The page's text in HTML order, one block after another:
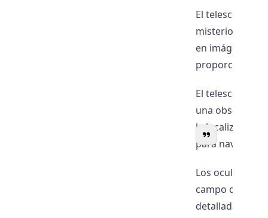
El telescopio
misterios del
en imágenes
proporciona
El telescopio
una
la localización
para navegar
Los oculares
campo de
detallada de la